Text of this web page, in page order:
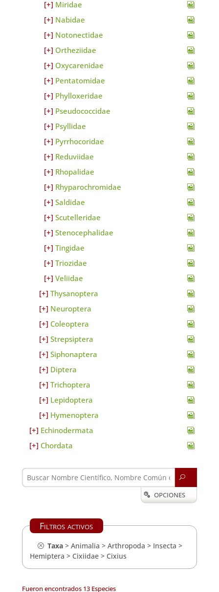
Miridae
Nabidae
Notonectidae
Ortheziidae
Oxycarenidae
Pentatomidae
Phylloxeridae
Pseudococcidae
Psyllidae
Pyrrhocoridae
Reduviidae
Rhopalidae
Rhyparochromidae
Saldidae
Scutelleridae
Stenocephalidae
Tingidae
Triozidae
Veliidae
Thysanoptera
Neuroptera
Coleoptera
Strepsiptera
Siphonaptera
Diptera
Trichoptera
Lepidoptera
Hymenoptera
Echinodermata
Chordata
U
 OPCIONES
Filtros activos
Taxa> Animalia > Arthropoda > Insecta >
Hemiptera > Cixiidae> Cixius
Fueron encontrados 13 Especies